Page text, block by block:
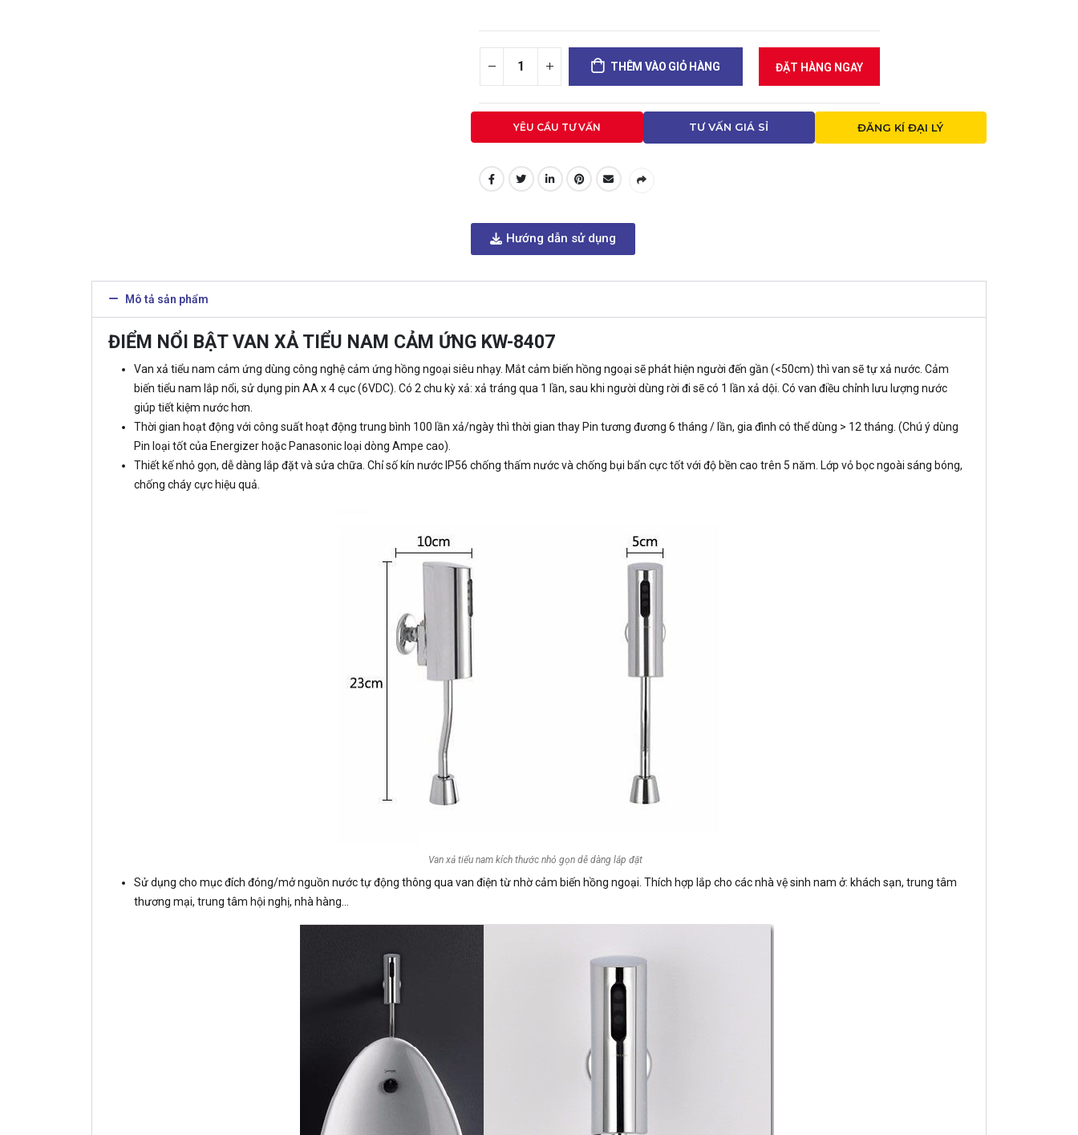
THÊM VÀO GIỎ HÀNG ĐẶT HÀNG NGAY
YÊU CẦU TƯ VẤN TƯ VẤN GIÁ SỈ ĐĂNG KÍ ĐẠI LÝ
Hướng dẫn sử dụng
Mô tả sản phẩm
ĐIỂM NỔI BẬT VAN XẢ TIỂU NAM CẢM ỨNG KW-8407
Van xả tiểu nam cảm ứng dùng công nghệ cảm ứng hồng ngoại siêu nhạy. Mắt cảm biến hồng ngoại sẽ phát hiện người đến gần (<50cm) thì van sẽ tự xả nước. Cảm
biến tiểu nam lắp nổi, sử dụng pin AA x 4 cục (6VDC). Có 2 chu kỳ xả: xả tráng qua 1 lần, sau khi người dùng rời đi sẽ có 1 lần xả dội. Có van điều chỉnh lưu lượng nước
giúp tiết kiệm nước hơn.
Thời gian hoạt động với công suất hoạt động trung bình 100 lần xả/ngày thì thời gian thay Pin tương đương 6 tháng / lần, gia đình có thể dùng > 12 tháng. (Chú ý dùng
Pin loại tốt của Energizer hoặc Panasonic loại dòng Ampe cao).
Thiết kế nhỏ gọn, dễ dàng lắp đặt và sửa chữa. Chỉ số kín nước IP56 chống thấm nước và chống bụi bẩn cực tốt với độ bền cao trên 5 năm. Lớp vỏ bọc ngoài sáng bóng,
chống cháy cực hiệu quả.
Van xả tiểu nam kích thước nhỏ gọn dễ dàng lắp đặt
Sử dụng cho mục đích đóng/mở nguồn nước tự động thông qua van điện từ nhờ cảm biến hồng ngoại. Thích hợp lắp cho các nhà vệ sinh nam ở: khách sạn, trung tâm
thương mại, trung tâm hội nghị, nhà hàng…